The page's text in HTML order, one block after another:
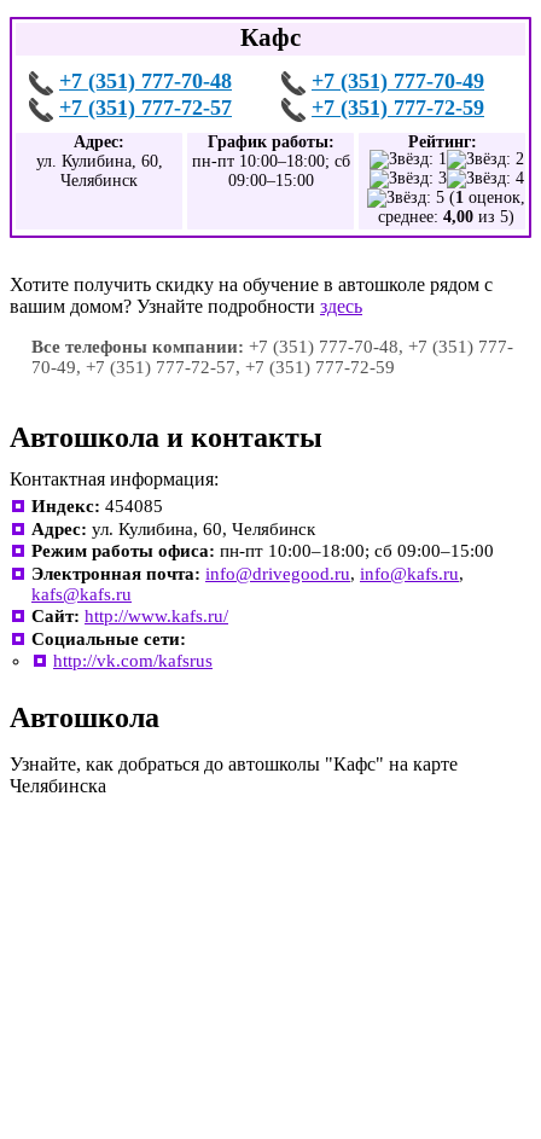
Кафс
+7 (351) 777-70-48
+7 (351) 777-70-49
+7 (351) 777-72-57
+7 (351) 777-72-59
Адрес:
ул. Кулибина, 60,
Челябинск
График работы:
пн-пт 10:00–18:00; сб
09:00–15:00
Рейтинг:
(1 оценок,
среднее: 4,00 из 5)
Хотите получить скидку на обучение в автошколе рядом с
вашим домом? Узнайте подробности здесь
Все телефоны компании: +7 (351) 777-70-48, +7 (351) 777-
70-49, +7 (351) 777-72-57, +7 (351) 777-72-59
Автошкола и контакты
Контактная информация:
Индекс: 454085
Адрес: ул. Кулибина, 60, Челябинск
Режим работы офиса: пн-пт 10:00–18:00; сб 09:00–15:00
Электронная почта: info@drivegood.ru, info@kafs.ru,
kafs@kafs.ru
Сайт: http://www.kafs.ru/
Социальные сети:
http://vk.com/kafsrus
Автошкола
Узнайте, как добраться до автошколы "Кафс" на карте
Челябинска